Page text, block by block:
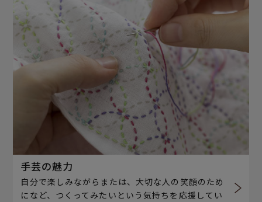
手芸の魅力
自分で楽しみながらまたは、大切な人の笑顔のため
になど、つくってみたいという気持ちを応援してい